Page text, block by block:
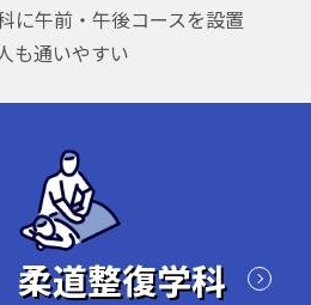
に午前・午後コースを設置
も通いやすい
柔道整復学科